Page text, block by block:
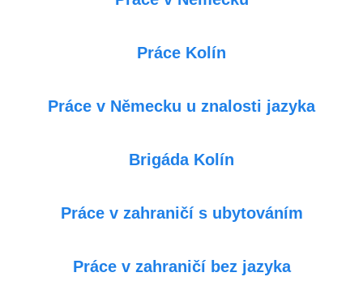
Práce Kolín
Práce v Německu u znalosti jazyka
Brigáda Kolín
Práce v zahraničí s ubytováním
Práce v zahraničí bez jazyka